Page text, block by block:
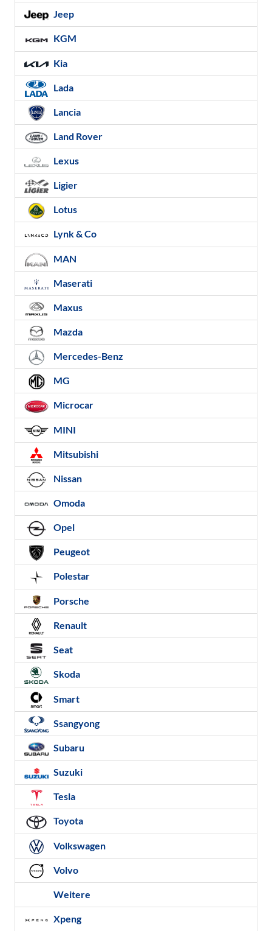
Jeep
KGM
Kia
Lada
Lancia
Land Rover
Lexus
Ligier
Lotus
Lynk & Co
MAN
Maserati
Maxus
Mazda
Mercedes-Benz
MG
Microcar
MINI
Mitsubishi
Nissan
Omoda
Opel
Peugeot
Polestar
Porsche
Renault
Seat
Skoda
Smart
Ssangyong
Subaru
Suzuki
Tesla
Toyota
Volkswagen
Volvo
Weitere
Xpeng